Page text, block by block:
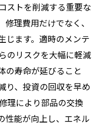
ストを削減する重要な
理費用だけでなく、
じます。適時のメンテ
のリスクを大幅に軽減
の寿命が延びること
り、投資の回収を早め
理により部品の交換
性能が向上し、エネル